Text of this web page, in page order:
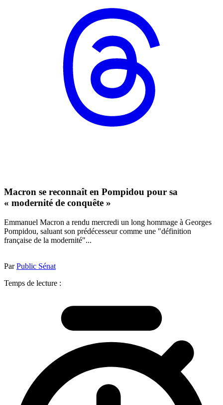
Macron se reconnaît en Pompidou pour sa
« modernité de conquête »
Emmanuel Macron a rendu mercredi un long hommage à Georges
Pompidou, saluant son prédécesseur comme une "définition
française de la modernité"...
ParPublic Sénat
Temps de lecture :